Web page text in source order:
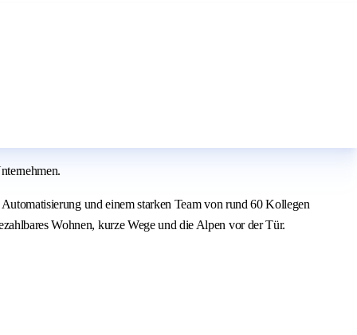
und einem starken Team von rund 60 Kollegen
Wohnen, kurze Wege und die Alpen vor der Tür.